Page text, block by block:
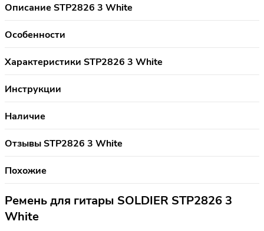
Описание STP2826 3 White
Особенности
Характеристики STP2826 3 White
Инструкции
Наличие
Отзывы STP2826 3 White
Похожие
Ремень для гитары SOLDIER STP2826 3
White